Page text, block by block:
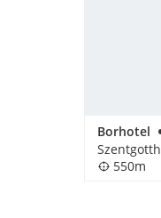
Borhotel
550m